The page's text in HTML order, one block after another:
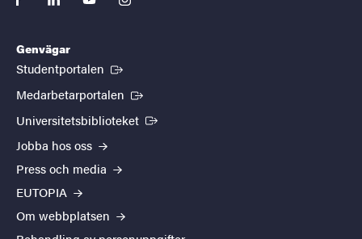
facebooklinkedinyoutubeinstagram
Genvägar
Studentportalen (Extern länk)
Medarbetarportalen (Extern länk)
Universitetsbiblioteket (Extern länk)
Jobba hos oss
Press och media
EUTOPIA
Om webbplatsen